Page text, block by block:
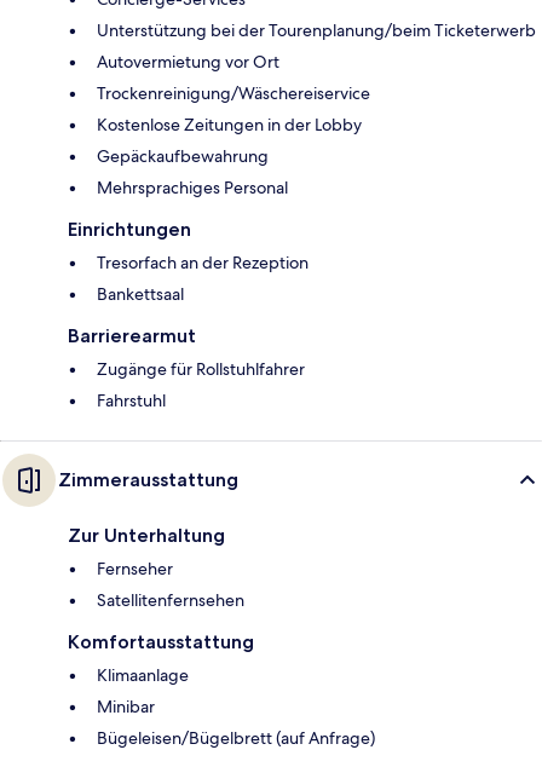
Unterstützung bei der Tourenplanung/beim Ticketerwerb
Autovermietung vor Ort
Trockenreinigung/Wäschereiservice
Kostenlose Zeitungen in der Lobby
Gepäckaufbewahrung
Mehrsprachiges Personal
Einrichtungen
Tresorfach an der Rezeption
Bankettsaal
Barrierearmut
Zugänge für Rollstuhlfahrer
Fahrstuhl
Zimmerausstattung
Zur Unterhaltung
Fernseher
Satellitenfernsehen
Komfortausstattung
Klimaanlage
Minibar
Bügeleisen/Bügelbrett (auf Anfrage)